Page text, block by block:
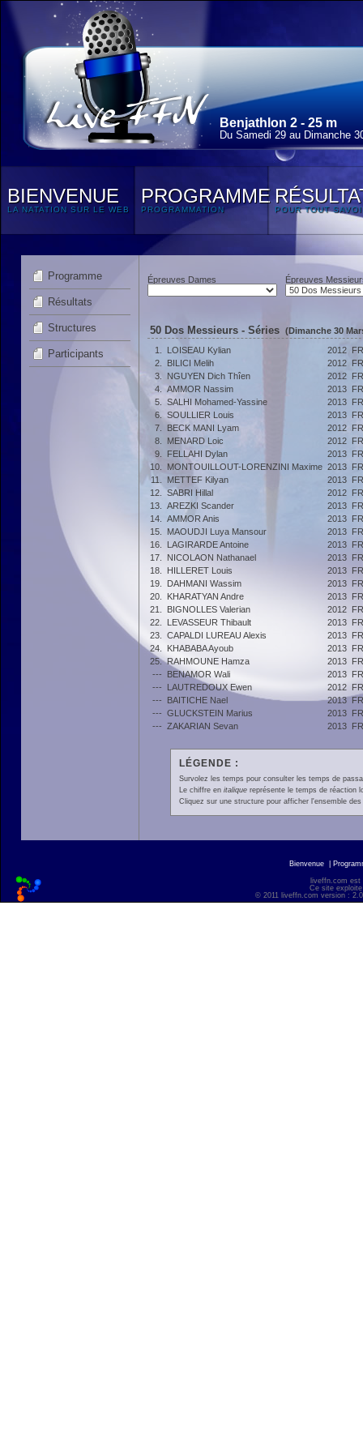
Benjathlon 2 - 25 m
Du Samedi 29 au Dimanche
BIENVENUE
LA NATATION SUR LE WEB
PROGRAMME
PROGRAMMATION POUR TOUT
Programme
Résultats
Structures
Participants
Épreuves Dames Épreuves
50 Dos Messieurs - Séries (Dimanche 30
1.
LOISEAU Kylian 2012
2.
BILICI Melih 2012
3.
NGUYEN Dich Thîen 2012
4.
AMMOR Nassim 2013
5.
SALHI Mohamed-Yassine 2013
6.
SOULLIER Louis 2013
7.
BECK MANI Lyam 2012
8.
MENARD Loic 2012
9.
FELLAHI Dylan 2013
10.
MONTOUILLOUT-LORENZINI Maxime 2013
11.
METTEF Kilyan 2013
12.
SABRI Hillal 2012
13.
AREZKI Scander 2013
14.
AMMOR Anis 2013
15.
MAOUDJI Luya Mansour 2013
16.
LAGIRARDE Antoine 2013
17.
NICOLAON Nathanael 2013
18.
HILLERET Louis 2013
19.
DAHMANI Wassim 2013
20.
KHARATYAN Andre 2013
21.
BIGNOLLES Valerian 2012
22.
LEVASSEUR Thibault 2013
23.
CAPALDI LUREAU Alexis 2013
24.
KHABABA Ayoub 2013
25. RAHMOUNE Hamza 2013
---
BENAMOR Wali 2013
---
LAUTREDOUX Ewen 2012
---
BAITICHE Nael 2013
--- GLUCKSTEIN Marius 2013
--- ZAKARIAN Sevan 2013
LÉGENDE :
Survolez les temps pour consulter les temps de
Le chiffre en italiquereprésente le temps de réaction
Cliquez sur une structure pour afficher l'ensemble
Bienvenue
liveffn.com est
Ce site
© 2011 liveffn.com version :